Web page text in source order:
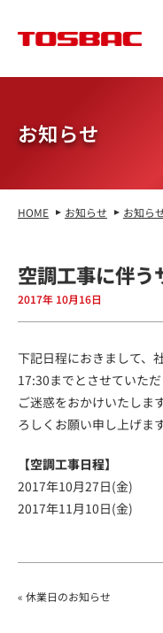
お知らせ
HOME お知らせ お知ら
空調工事に伴う
2017年 10月16日
下記日程におきまして、
17:30までとさせていただ
ご迷惑をおかけいたしま
ろしくお願い申し上げます
【空調工事日程】
2017年10月27日(金)
2017年11月10日(金)
« 休業日のお知らせ